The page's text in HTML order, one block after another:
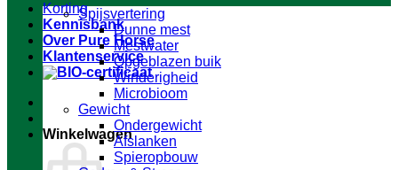
Korting
Kennisbank
Over Pure Horse
Klantenservice
Winkelwagen
Spijsvertering
Dunne mest
Mestwater
Opgeblazen buik
Winderigheid
Microbioom
Gewicht
Ondergewicht
Afslanken
Spieropbouw